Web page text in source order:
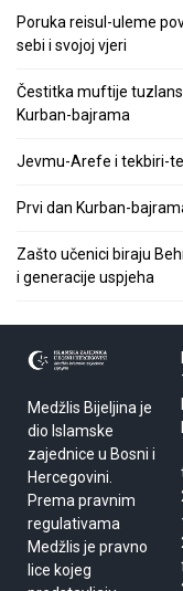
Poruka reisul-uleme
sebi i svojoj vjeri
Čestitka muftije
Kurban-bajrama
Jevmu-Arefe i tekbiri-
Prvi dan Kurban-
Zašto učenici biraju
i generacije uspjeha
Medžlis Bijeljina je
dio Islamske
zajednice u Bosni i
Hercegovini.
Prema pravnim
regulativama
Medžlis je pravno
lice kojeg